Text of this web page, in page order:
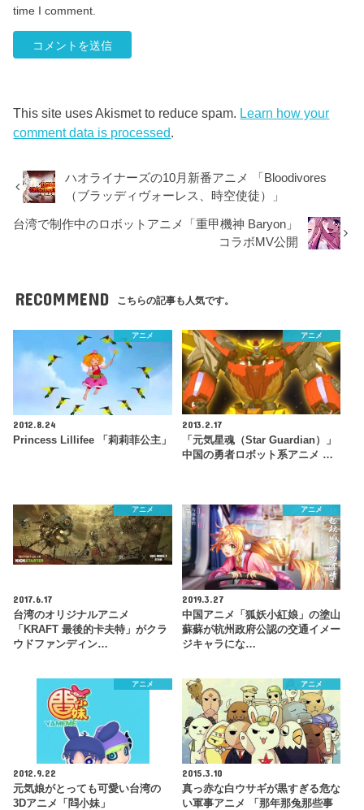
time I comment.
This site uses Akismet to reduce spam. Learn how your
comment data is processed.
ハオライナーズの10月新番アニメ 「Bloodivores
（ブラッディヴォーレス、時空使徒）」
台湾で制作中のロボットアニメ「重甲機神 Baryon」
コラボMV公開
RECOMMEND こちらの記事も人気です。
アニメ
2012.8.24
Princess Lillifee 「莉莉菲公主」
アニメ
2013.2.17
「元気星魂（Star Guardian）」
中国の勇者ロボット系アニメ …
アニメ
2017.6.17
台湾のオリジナルアニメ
「KRAFT 最後的卡夫特」がクラ
ウドファンディン…
アニメ
2019.3.27
中国アニメ「狐妖小紅娘」の塗山
蘇蘇が杭州政府公認の交通イメー
ジキャラにな…
アニメ
2012.9.22
元気娘がとっても可愛い台湾の
3Dアニメ「閰小妹」
アニメ
2015.3.10
真っ赤な白ウサギが黒すぎる危な
い軍事アニメ 「那年那兔那些事